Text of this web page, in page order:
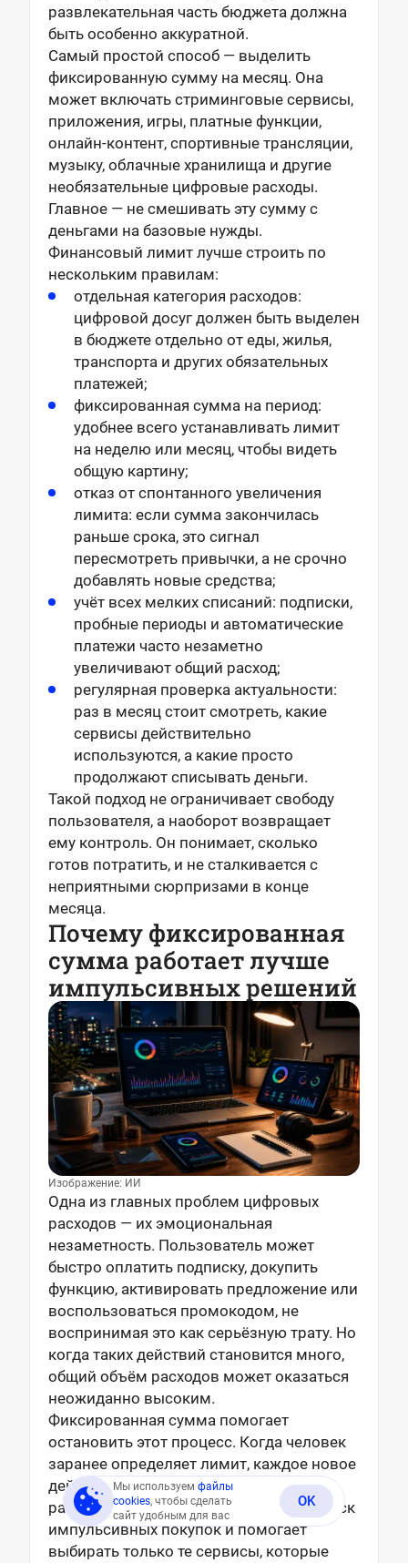
развлекательная часть бюджета должна
быть особенно аккуратной.
Самый простой способ — выделить
фиксированную сумму на месяц. Она
может включать стриминговые сервисы,
приложения, игры, платные функции,
онлайн-контент, спортивные трансляции,
музыку, облачные хранилища и другие
необязательные цифровые расходы.
Главное — не смешивать эту сумму с
деньгами на базовые нужды.
Финансовый лимит лучше строить по
нескольким правилам:
отдельная категория расходов:
цифровой досуг должен быть выделен
в бюджете отдельно от еды, жилья,
транспорта и других обязательных
платежей;
фиксированная сумма на период:
удобнее всего устанавливать лимит
на неделю или месяц, чтобы видеть
общую картину;
отказ от спонтанного увеличения
лимита: если сумма закончилась
раньше срока, это сигнал
пересмотреть привычки, а не срочно
добавлять новые средства;
учёт всех мелких списаний: подписки,
пробные периоды и автоматические
платежи часто незаметно
увеличивают общий расход;
регулярная проверка актуальности:
раз в месяц стоит смотреть, какие
сервисы действительно
используются, а какие просто
продолжают списывать деньги.
Такой подход не ограничивает свободу
пользователя, а наоборот возвращает
ему контроль. Он понимает, сколько
готов потратить, и не сталкивается с
неприятными сюрпризами в конце
месяца.
Почему фиксированная
сумма работает лучше
импульсивных решений
Изображение: ИИ
Одна из главных проблем цифровых
расходов — их эмоциональная
незаметность. Пользователь может
быстро оплатить подписку, докупить
функцию, активировать предложение или
воспользоваться промокодом, не
воспринимая это как серьёзную трату. Но
когда таких действий становится много,
общий объём расходов может оказаться
неожиданно высоким.
Фиксированная сумма помогает
остановить этот процесс. Когда человек
заранее определяет лимит, каждое новое
действие оценивается не отдельно, а в
рамках общей картины. Это снижает риск
импульсивных покупок и помогает
выбирать только те сервисы, которые
Мы используем файлы
cookies, чтобы сделать
сайт удобным для вас
OK